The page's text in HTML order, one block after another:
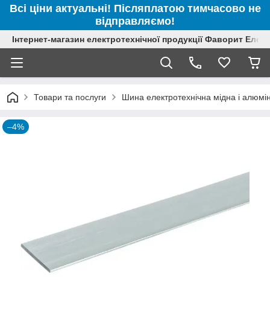
Всі ціни актуальні! Післяплатою тимчасово не
відправляємо!
Інтернет-магазин електротехнічної продукції Фаворит
Товари та послуги Шина електротехнічна мідна і
–4%